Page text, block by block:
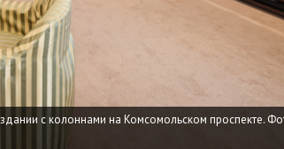
с колоннами на Комсомольском проспекте.